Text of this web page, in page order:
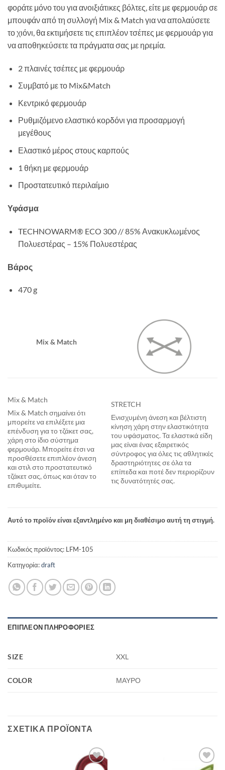
φοράτε μόνο του για ανοιξιάτικες βόλτες, είτε με φερμουάρ σε
μπουφάν από τη συλλογή Mix & Match για να απολαύσετε
το χιόνι, θα εκτιμήσετε τις επιπλέον τσέπες με φερμουάρ για
να αποθηκεύσετε τα πράγματα σας με ηρεμία.
2 πλαινές τσέπες με φερμουάρ
Συμβατό με το Mix&Match
Κεντρικό φερμουάρ
Ρυθμιζόμενο ελαστικό κορδόνι για προσαρμογή
μεγέθους
Ελαστικό μέρος στους καρπούς
1 θήκη με φερμουάρ
Προστατευτικό περιλαίμιο
Υφάσμα
TECHNOWARM® ECO 300 // 85% Ανακυκλωμένος
Πολυεστέρας – 15% Πολυεστέρας
Βάρος
470 g
Mix & Match
Mix & Match
Mix & Match σημαίνει ότι
μπορείτε να επιλέξετε μια
επένδυση για το τζάκετ σας,
χάρη στο ίδιο σύστημα
φερμουάρ. Μπορείτε έτσι να
προσθέσετε επιπλέον άνεση
και στιλ στο προστατευτικό
τζάκετ σας, όπως και όταν το
επιθυμείτε.
STRETCH
Ενισχυμένη άνεση και βέλτιστη
κίνηση χάρη στην ελαστικότητα
του υφάσματος. Τα ελαστικά είδη
μας είναι ένας εξαιρετικός
σύντροφος για όλες τις αθλητικές
δραστηριότητες σε όλα τα
επίπεδα και ποτέ δεν περιορίζουν
τις δυνατότητές σας.
Αυτό το προϊόν είναι εξαντλημένο και μη διαθέσιμο αυτή τη στιγμή.
Κωδικός προϊόντος: LFM-105
Κατηγορία:draft
ΕΠΙΠΛΈΟΝ ΠΛΗΡΟΦΟΡΊΕΣ
SIZE XXL
COLOR ΜΑΥΡΟ
ΣΧΕΤΙΚΆ ΠΡΟΪΌΝΤΑ